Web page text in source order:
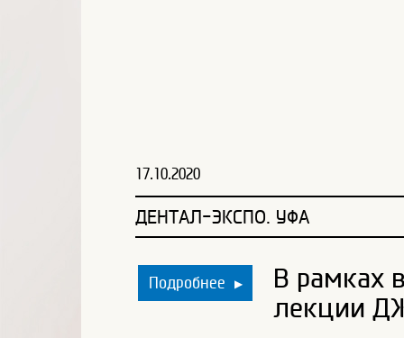
17.10.2020
ДЕНТАЛ-ЭКСПО. УФА
Подробнее ▶
В рамках
лекции